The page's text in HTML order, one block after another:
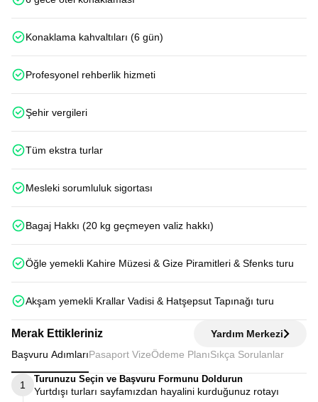
Konaklama kahvaltıları (6 gün)
Profesyonel rehberlik hizmeti
Şehir vergileri
Tüm ekstra turlar
Mesleki sorumluluk sigortası
Bagaj Hakkı (20 kg geçmeyen valiz hakkı)
Öğle yemekli Kahire Müzesi & Gize Piramitleri & Sfenks turu
Akşam yemekli Krallar Vadisi & Hatşepsut Tapınağı turu
Merak Ettikleriniz
Yardım Merkezi
Başvuru AdımlarıPasaport VizeÖdeme Planı Sıkça Sorulanlar
1
Turunuzu Seçin ve Başvuru Formunu Doldurun
Yurtdışı turları sayfamızdan hayalini kurduğunuz rotayı